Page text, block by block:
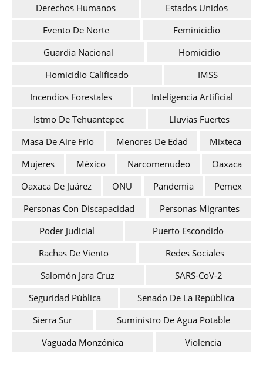
Derechos Humanos
Estados Unidos
Evento De Norte
Feminicidio
Guardia Nacional
Homicidio
Homicidio Calificado
IMSS
Incendios Forestales
Inteligencia Artificial
Istmo De Tehuantepec
Lluvias Fuertes
Masa De Aire Frío
Menores De Edad
Mixteca
Mujeres
México Narcomenudeo
Oaxaca
Oaxaca De Juárez
ONU Pandemia
Pemex
Personas Con Discapacidad
Personas Migrantes
Poder Judicial
Puerto Escondido
Rachas De Viento
Redes Sociales
Salomón Jara Cruz
SARS-CoV-2
Seguridad Pública
Senado De La República
Sierra Sur
Suministro De Agua Potable
Vaguada Monzónica
Violencia